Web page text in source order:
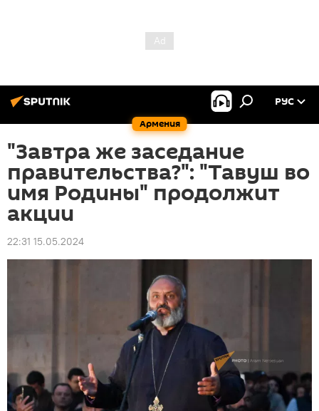
Армения
РУС
"Завтра же заседание
правительства?": "Тавуш во
имя Родины" продолжит
акции
22:31 15.05.2024